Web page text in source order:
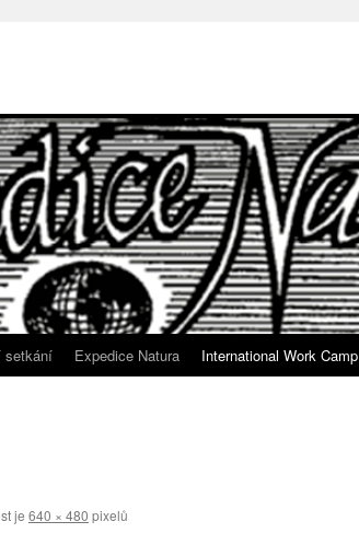
setkání Expedice Natura International Work Camp
je 640 × 480 pixelů